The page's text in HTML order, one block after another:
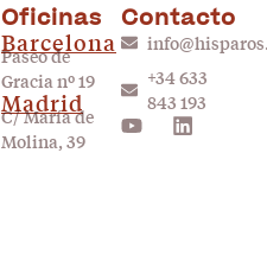
Oficinas
Barcelona
Paseo de
Gracia nº 19
Madrid
C/ María de
Molina, 39
Contacto
+34 633
843 193